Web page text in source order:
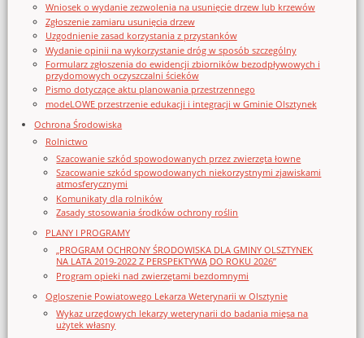
Wniosek o wydanie zezwolenia na usunięcie drzew lub krzewów
Zgłoszenie zamiaru usunięcia drzew
Uzgodnienie zasad korzystania z przystanków
Wydanie opinii na wykorzystanie dróg w sposób szczególny
Formularz zgłoszenia do ewidencji zbiorników bezodpływowych i
przydomowych oczyszczalni ścieków
Pismo dotyczące aktu planowania przestrzennego
modeLOWE przestrzenie edukacji i integracji w Gminie Olsztynek
Ochrona Środowiska
Rolnictwo
Szacowanie szkód spowodowanych przez zwierzęta łowne
Szacowanie szkód spowodowanych niekorzystnymi zjawiskami
atmosferycznymi
Komunikaty dla rolników
Zasady stosowania środków ochrony roślin
PLANY I PROGRAMY
„PROGRAM OCHRONY ŚRODOWISKA DLA GMINY OLSZTYNEK
NA LATA 2019-2022 Z PERSPEKTYWĄ DO ROKU 2026”
Program opieki nad zwierzętami bezdomnymi
Ogloszenie Powiatowego Lekarza Weterynarii w Olsztynie
Wykaz urzędowych lekarzy weterynarii do badania mięsa na
użytek własny